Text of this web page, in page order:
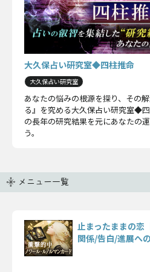
大久保占い研究室◆四柱推命
大久保占い研究室
あなたの悩みの根源を探り、その
る』を究める大久保占い研究室◆
の長年の研究結果を元にあなたの
う。
メニュー一覧
止まったままの恋
関係/告白/進展へ